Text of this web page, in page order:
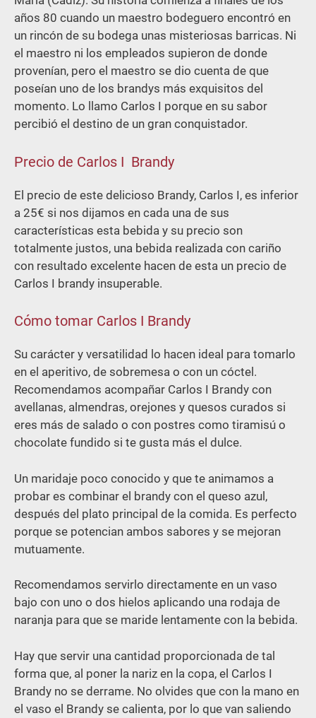
años 80 cuando un maestro bodeguero encontró en
un rincón de su bodega unas misteriosas barricas. Ni
el maestro ni los empleados supieron de donde
provenían, pero el maestro se dio cuenta de que
poseían uno de los brandys más exquisitos del
momento. Lo llamo Carlos I porque en su sabor
percibió el destino de un gran conquistador.
Precio de Carlos I Brandy
El precio de este delicioso Brandy, Carlos I, es inferior
a 25€ si nos dijamos en cada una de sus
características esta bebida y su precio son
totalmente justos, una bebida realizada con cariño
con resultado excelente hacen de esta un precio de
Carlos I brandy insuperable.
Cómo tomar Carlos I Brandy
Su carácter y versatilidad lo hacen ideal para tomarlo
en el aperitivo, de sobremesa o con un cóctel.
Recomendamos acompañar Carlos I Brandy con
avellanas, almendras, orejones y quesos curados si
eres más de salado o con postres como tiramisú o
chocolate fundido si te gusta más el dulce.
Un maridaje poco conocido y que te animamos a
probar es combinar el brandy con el queso azul,
después del plato principal de la comida. Es perfecto
porque se potencian ambos sabores y se mejoran
mutuamente.
Recomendamos servirlo directamente en un vaso
bajo con uno o dos hielos aplicando una rodaja de
naranja para que se maride lentamente con la bebida.
Hay que servir una cantidad proporcionada de tal
forma que, al poner la nariz en la copa, el Carlos I
Brandy no se derrame. No olvides que con la mano en
el vaso el Brandy se calienta, por lo que van saliendo